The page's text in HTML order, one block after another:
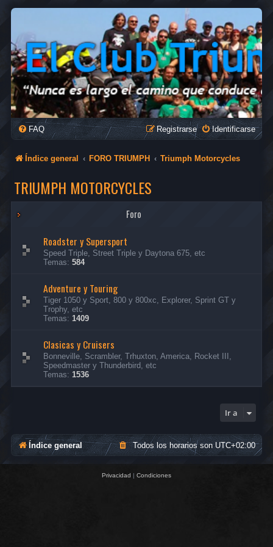
FAQ Identificarse
Registrarse
Índice general FORO TRIUMPH Triumph Motorcycles
TRIUMPH MOTORCYCLES
Foro
Roadster y Supersport
Speed Triple, Street Triple y Daytona 675, etc
Temas: 584
Adventure y Touring
Tiger 1050 y Sport, 800 y 800xc, Explorer, Sprint GT y
Trophy, etc
Temas: 1409
Clasicas y Cruisers
Bonneville, Scrambler, Trhuxton, America, Rocket III,
Speedmaster y Thunderbird, etc
Temas: 1536
Ir a
Índice general Todos los horarios sonUTC+02:00
Privacidad | Condiciones